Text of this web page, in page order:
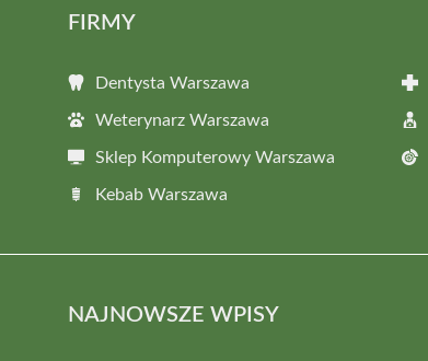
FIRMY
Dentysta Warszawa
Weterynarz Warszawa
Sklep Komputerowy Warszawa
Kebab Warszawa
NAJNOWSZE WPISY